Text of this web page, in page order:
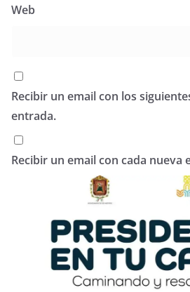
Web
Recibir un email con los
entrada.
Recibir un email con cada nueva